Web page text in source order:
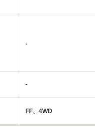
-
-
FF、4WD